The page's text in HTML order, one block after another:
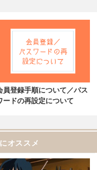
員登録手順について／パス
ードの再設定について
オススメ